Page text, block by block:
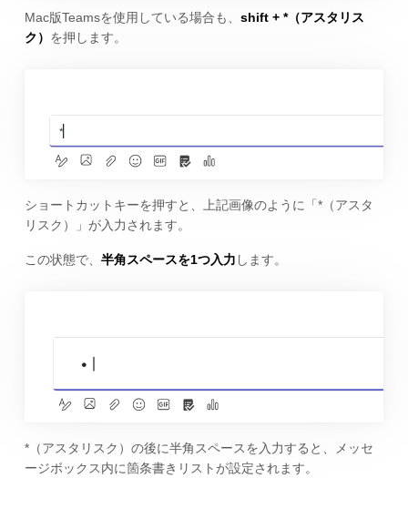
Mac版Teamsを使用している場合も、 shift + *（アスタリス
ク） を押します。
ショートカットキーを押すと、上記画像のように「*（アスタ
リスク）」が入力されます。
この状態で、 半角スペースを1つ入力 します。
*（アスタリスク）の後に半角スペースを入力すると、メッセ
ージボックス内に箇条書きリストが設定されます。